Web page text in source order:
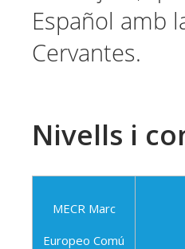
Español amb
Cervantes.
Nivells i
MECR Marc
Europeo Comú